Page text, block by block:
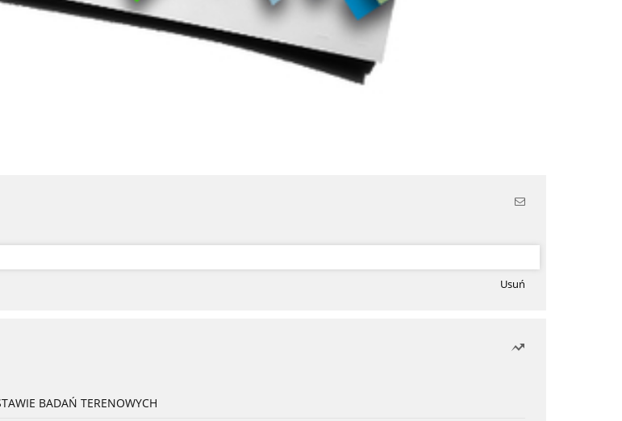
Usuń
BADAŃ TERENOWYCH